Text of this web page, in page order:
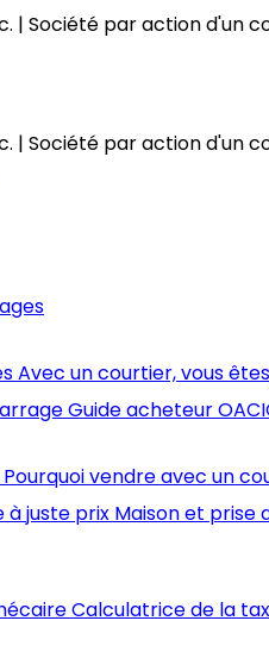
| Société par action d'un
| Société par action d'un
Avec un courtier, vous
Guide acheteur
Pourquoi vendre avec un
à juste prix Maison et prise
Calculatrice de la